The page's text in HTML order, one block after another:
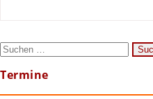
Suchen
Termine